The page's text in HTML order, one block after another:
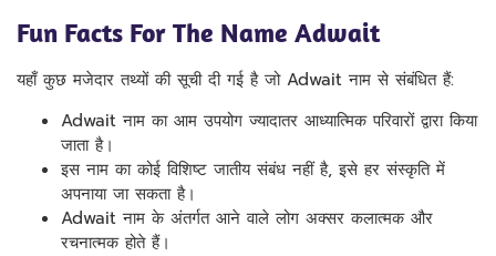
Fun Facts For The Name Adwait
यहाँ कुछ मजेदार तथ्यों की सूची दी गई है जो Adwait नाम से संबंधित हैं:
Adwait नाम का आम उपयोग ज्यादातर आध्यात्मिक परिवारों द्वारा किया
जाता है।
इस नाम का कोई विशिष्ट जातीय संबंध नहीं है, इसे हर संस्कृति में
अपनाया जा सकता है।
Adwait नाम के अंतर्गत आने वाले लोग अक्सर कलात्मक और
रचनात्मक होते हैं।